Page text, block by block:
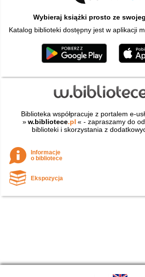
Wybieraj książki prosto ze
Katalog biblioteki dostępny jest w aplikacji
Biblioteka współpracuje z portalem e-
» w.bibliotece.pl « - zapraszamy do
biblioteki i skorzystania z
Informacje
o bibliotece
Ekspozycja